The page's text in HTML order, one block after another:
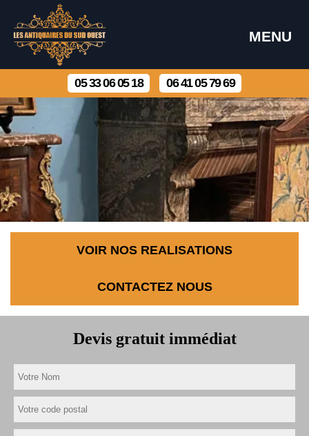
MENU
05 33 06 05 18 06 41 05 79 69
VOIR NOS REALISATIONS
CONTACTEZ NOUS
Devis gratuit immédiat